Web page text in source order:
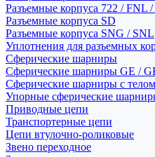
Разъемные корпуса 722 / FNL /
Разъемные корпуса SD
Разъемные корпуса SNG / SNL
Уплотнения для разъемных
Сферические шарниры
Сферические шарниры GE /
Сферические шарниры с
Упорные сферические
Приводные цепи
Транспортерные цепи
Цепи втулочно-роликовые
Звено переходное